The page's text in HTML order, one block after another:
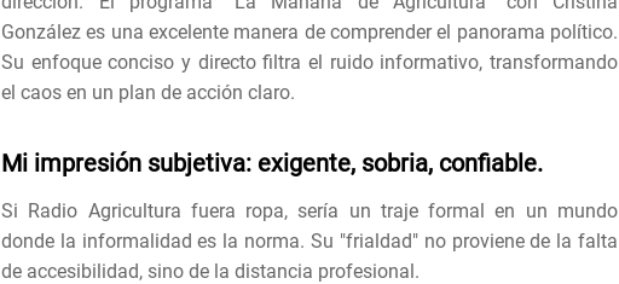
González es una excelente manera de comprender el panorama político.
Su enfoque conciso y directo filtra el ruido informativo, transformando
el caos en un plan de acción claro.
Mi impresión subjetiva: exigente, sobria, confiable.
Si Radio Agricultura fuera ropa, sería un traje formal en un mundo
donde la informalidad es la norma. Su "frialdad" no proviene de la falta
de accesibilidad, sino de la distancia profesional.